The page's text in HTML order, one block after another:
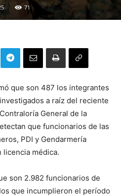
71
que son 487 los integrantes
a raíz del reciente
General de la
que funcionarios de las
PDI y Gendarmería
licencia médica.
son 2.982 funcionarios de
que incumplieron el período